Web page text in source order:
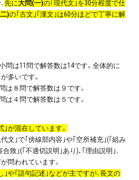
先に大問(一)の｢現代文｣を30分程度で仕
)の｢古文｣｢漢文｣は60分ほどで丁寧に解
問は11問で解答数は14です。全体的に
多いです。
は８問で解答数は９です。
は４問で解答数は５です。
｣が混在しています。
代文｣で｢傍線部内容｣や｢空所補充｣(｢組み
致｣(｢不適切説明｣あり)､｢理由説明｣、
問われています。
｣や｢語句記述｣などが主ですが、長文の